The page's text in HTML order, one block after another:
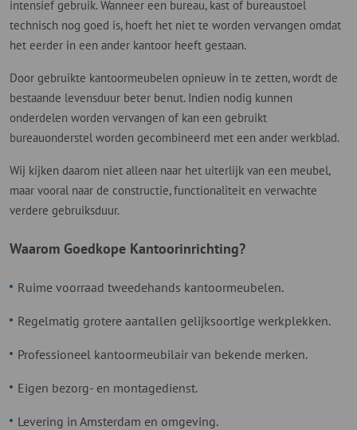
intensief gebruik. Wanneer een bureau, kast of bureaustoel
technisch nog goed is, hoeft het niet te worden vervangen omdat
het eerder in een ander kantoor heeft gestaan.
Door gebruikte kantoormeubelen opnieuw in te zetten, wordt de
bestaande levensduur beter benut. Indien nodig kunnen
onderdelen worden vervangen of kan een gebruikt
bureauonderstel worden gecombineerd met een ander werkblad.
Wij kijken daarom niet alleen naar het uiterlijk van een meubel,
maar vooral naar de constructie, functionaliteit en verwachte
verdere gebruiksduur.
Waarom Goedkope Kantoorinrichting?
Ruime voorraad tweedehands kantoormeubelen.
Regelmatig grotere aantallen gelijksoortige werkplekken.
Professioneel kantoormeubilair van bekende merken.
Eigen bezorg- en montagedienst.
Levering in Amsterdam en omgeving.